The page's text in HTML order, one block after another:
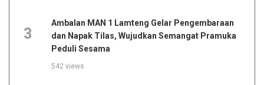
3
Ambalan MAN 1 Lamteng Gelar Pengembaraan
dan Napak Tilas, Wujudkan Semangat Pramuka
Peduli Sesama
542 views